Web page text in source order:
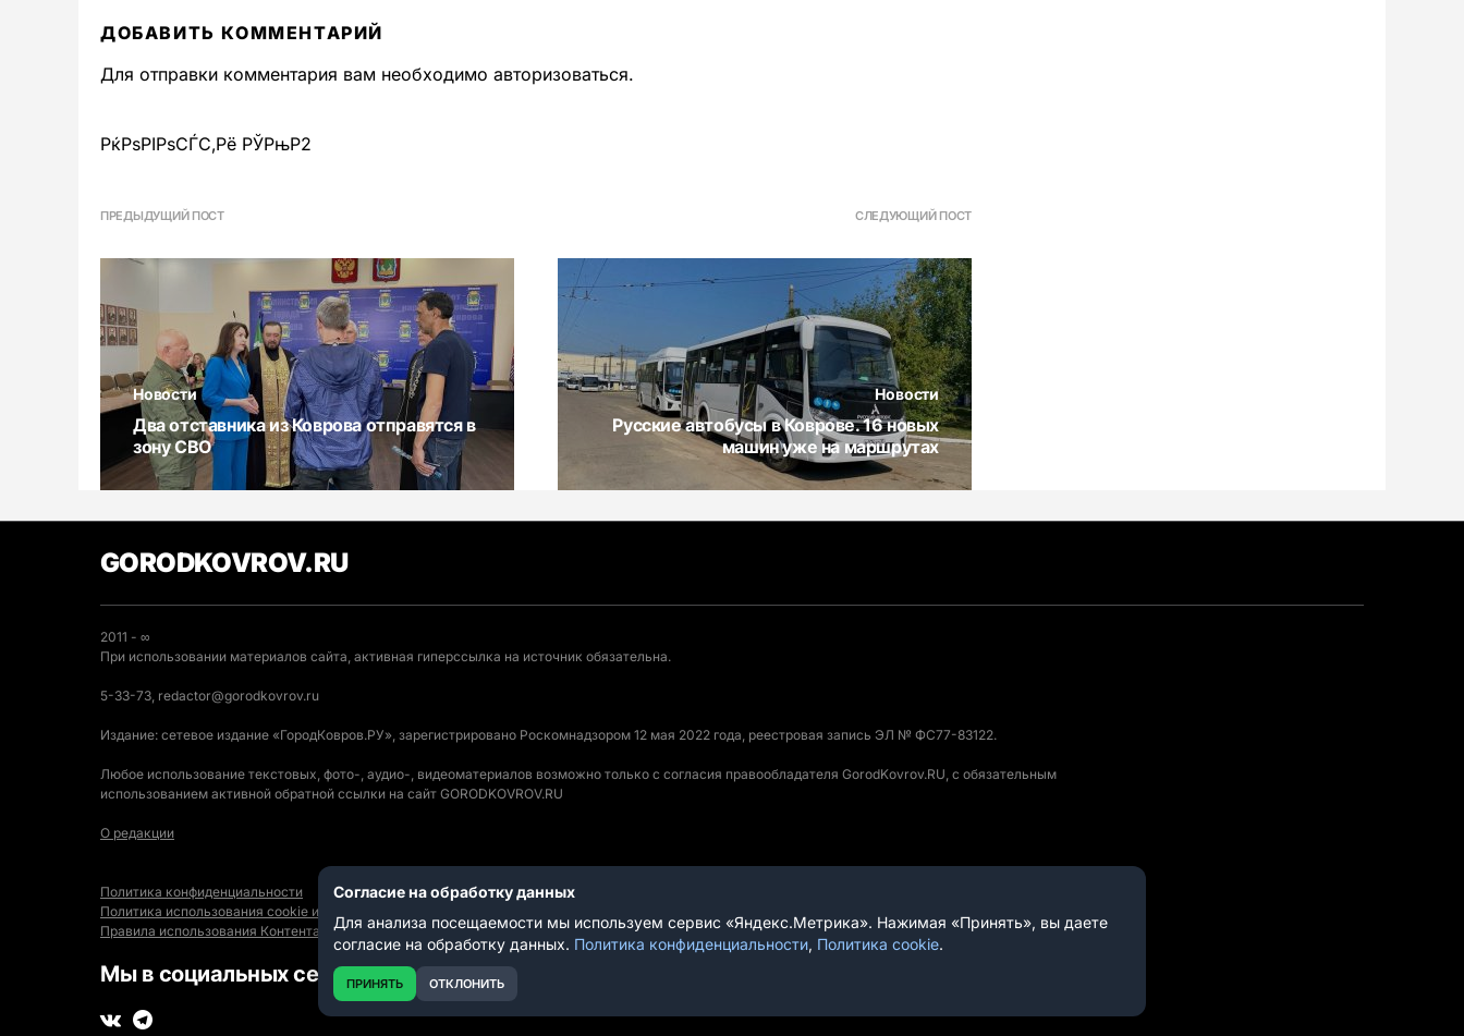
ДОБАВИТЬ КОММЕНТАРИЙ
Для отправки комментария вам необходимо авторизоваться.
РќРѕРІРѕСЃС‚Рё РЎРњР2
ПРЕДЫДУЩИЙ ПОСТ
Новости
Два отставника из Коврова отправятся в
зону СВО
СЛЕДУЮЩИЙ ПОСТ
Новости
Русские автобусы в Коврове. 16 новых
машин уже на маршрутах
GORODKOVROV.RU
2011 - ∞
При использовании материалов сайта, активная гиперссылка на источник обязательна.
5-33-73, redactor@gorodkovrov.ru
Издание: сетевое издание «ГородКовров.РУ», зарегистрировано Роскомнадзором 12 мая 2022 года, реестровая запись ЭЛ № ФС77-83122.
Любое использование текстовых, фото-, аудио-, видеоматериалов возможно только с согласия правообладателя GorodKovrov.RU, с обязательным
использованием активной обратной ссылки на сайт GORODKOVROV.RU
О редакции
Политика конфиденциальности
Политика использования cookie и автоматического логирования
Правила использования Контента
Мы в социальных сетях:
Согласие на обработку данных
Для анализа посещаемости мы используем сервис «Яндекс.Метрика». Нажимая «Принять», вы даете
согласие на обработку данных. Политика конфиденциальности, Политика cookie.
ПРИНЯТЬ ОТКЛОНИТЬ